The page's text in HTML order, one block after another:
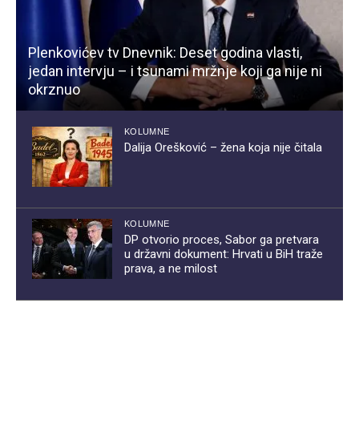
Plenkovićev tv Dnevnik: Deset godina vlasti,
jedan intervju – i tsunami mržnje koji ga nije ni
okrznuo
KOLUMNE
Dalija Orešković – žena koja nije čitala
KOLUMNE
DP otvorio proces, Sabor ga pretvara
u državni dokument: Hrvati u BiH traže
prava, a ne milost